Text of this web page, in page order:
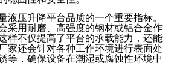
液压升降平台品质的一个重要指标。
采用耐磨、高强度的钢材或铝合金作
样不仅提高了平台的承载能力，还能
家还会针对各种工作环境进行表面处
等，确保设备在潮湿或腐蚀性环境中